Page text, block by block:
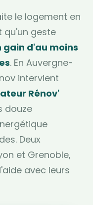
le logement en
qu'un geste
gain d'au moins
. En Auvergne-
intervient
Rénov'
douze
Deux
et Grenoble,
avec leurs